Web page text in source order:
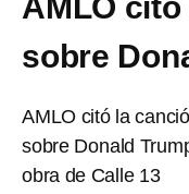
sobre
AMLO citó la
sobre Donald
obra de Calle 13